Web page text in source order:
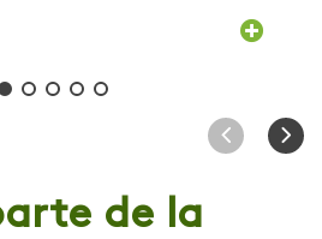
de la